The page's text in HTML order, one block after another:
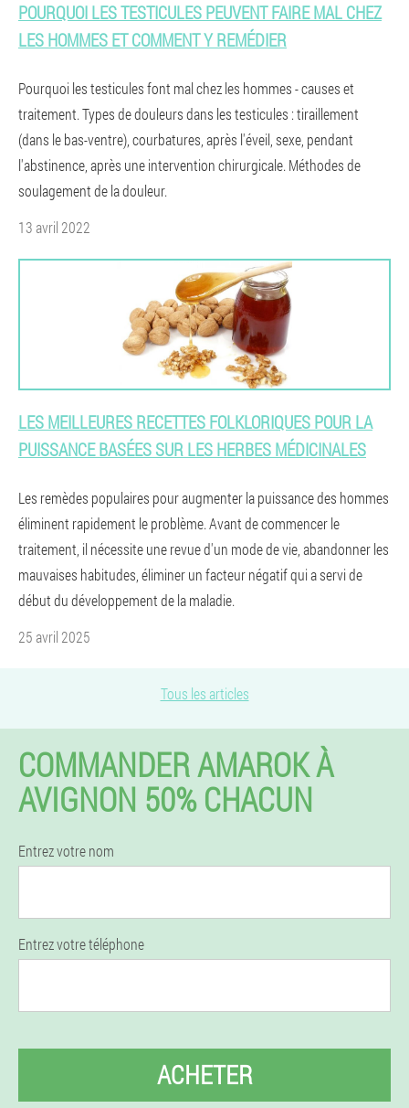
POURQUOI LES TESTICULES PEUVENT FAIRE MAL CHEZ
LES HOMMES ET COMMENT Y REMÉDIER
Pourquoi les testicules font mal chez les hommes - causes et
traitement. Types de douleurs dans les testicules : tiraillement
(dans le bas-ventre), courbatures, après l'éveil, sexe, pendant
l'abstinence, après une intervention chirurgicale. Méthodes de
soulagement de la douleur.
13 avril 2022
LES MEILLEURES RECETTES FOLKLORIQUES POUR LA
PUISSANCE BASÉES SUR LES HERBES MÉDICINALES
Les remèdes populaires pour augmenter la puissance des hommes
éliminent rapidement le problème. Avant de commencer le
traitement, il nécessite une revue d'un mode de vie, abandonner les
mauvaises habitudes, éliminer un facteur négatif qui a servi de
début du développement de la maladie.
25 avril 2025
Tous les articles
COMMANDER AMAROK À
AVIGNON 50% CHACUN
Entrez votre nom
Entrez votre téléphone
ACHETER